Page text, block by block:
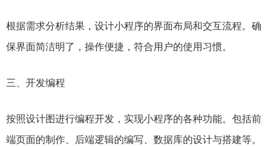
根据需求分析结果，设计小程序的界面布局和交互流程。确
保界面简洁明了，操作便捷，符合用户的使用习惯。
三、开发编程
按照设计图进行编程开发，实现小程序的各种功能。包括前
端页面的制作、后端逻辑的编写、数据库的设计与搭建等。